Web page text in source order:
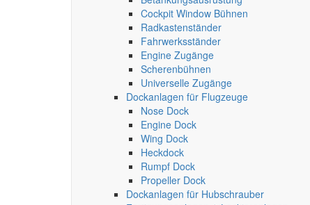
Cockpit Window Bühnen
Radkastenständer
Fahrwerksständer
Engine Zugänge
Scherenbühnen
Universelle Zugänge
Dockanlagen für Flugzeuge
Nose Dock
Engine Dock
Wing Dock
Heckdock
Rumpf Dock
Propeller Dock
Dockanlagen für Hubschrauber